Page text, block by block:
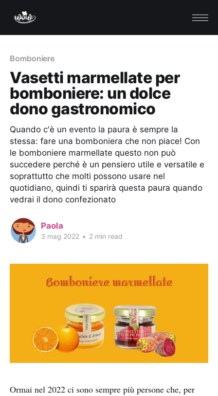
Bomboniere
Vasetti marmellate per
bomboniere: un dolce
dono gastronomico
Quando c'è un evento la paura è sempre la
stessa: fare una bomboniera che non piace! Con
le bomboniere marmellate questo non può
succedere perché è un pensiero utile e versatile e
soprattutto che molti possono usare nel
quotidiano, quindi ti sparirà questa paura quando
vedrai il dono confezionato
Paola
3 mag 2022 • 2 min read
Ormai nel 2022 ci sono sempre più persone che, per